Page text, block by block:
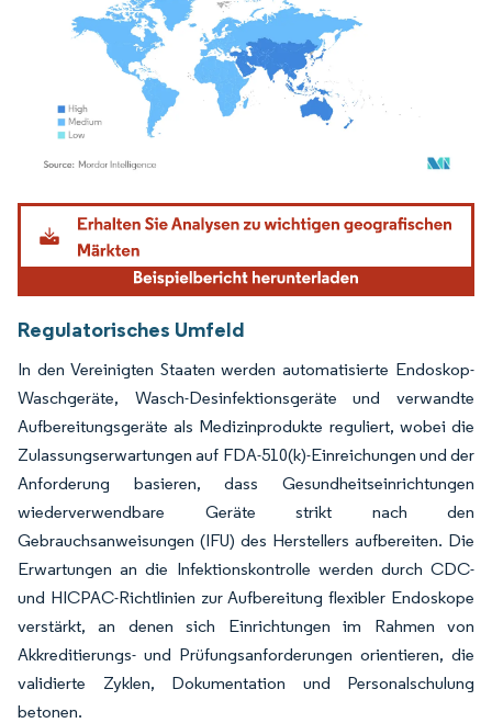
Bild © Mordor Intelligence. Wiederverwendung erfordert Namensnennung gemäß
Regulatorisches Umfeld
In den Vereinigten Staaten werden automatisierte Endoskop-
Waschgeräte, Wasch-Desinfektionsgeräte und verwandte
Aufbereitungsgeräte als Medizinprodukte reguliert, wobei die
Zulassungserwartungen auf FDA-510(k)-Einreichungen und der
Anforderung basieren, dass Gesundheitseinrichtungen
wiederverwendbare Geräte strikt nach den
Gebrauchsanweisungen (IFU) des Herstellers aufbereiten. Die
Erwartungen an die Infektionskontrolle werden durch CDC-
und HICPAC-Richtlinien zur Aufbereitung flexibler Endoskope
verstärkt, an denen sich Einrichtungen im Rahmen von
Akkreditierungs- und Prüfungsanforderungen orientieren, die
validierte Zyklen, Dokumentation und Personalschulung
betonen.